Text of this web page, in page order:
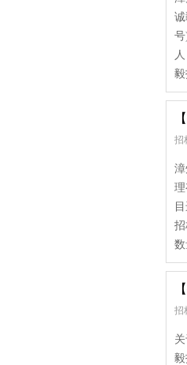
诚
招
漳
招